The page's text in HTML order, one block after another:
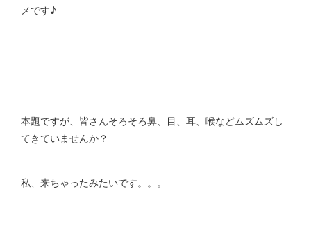
メです♪
本題ですが、皆さんそろそろ鼻、目、耳、喉などムズムズし
てきていませんか？
私、来ちゃったみたいです。。。